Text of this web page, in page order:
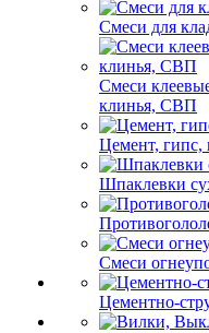
Смеси для
Смеси
клинья, СВП
Цемент, гипс,
Шпаклевки
Смеси
Цементно-